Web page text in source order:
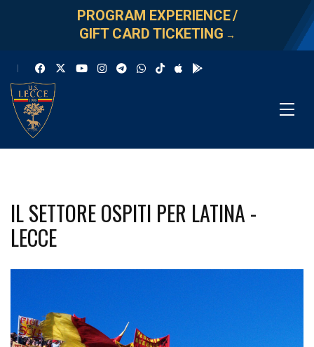
PROGRAM EXPERIENCE/
GIFT CARD TICKETING →
IL SETTORE OSPITI PER LATINA -
LECCE